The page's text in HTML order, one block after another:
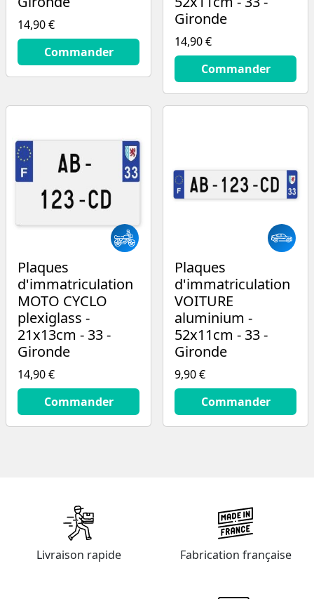
14,90 €
14.9
€Commander
Gironde
14,90 €
14.9
€Commander
Plaques
d'immatriculation
MOTO CYCLO
plexiglass -
21x13cm - 33 -
Gironde
14,90 €
14.9
€Commander
Plaques
d'immatriculation
VOITURE
aluminium -
52x11cm - 33 -
Gironde
9,90 €
9.9
Commander
Livraison rapide Fabrication française